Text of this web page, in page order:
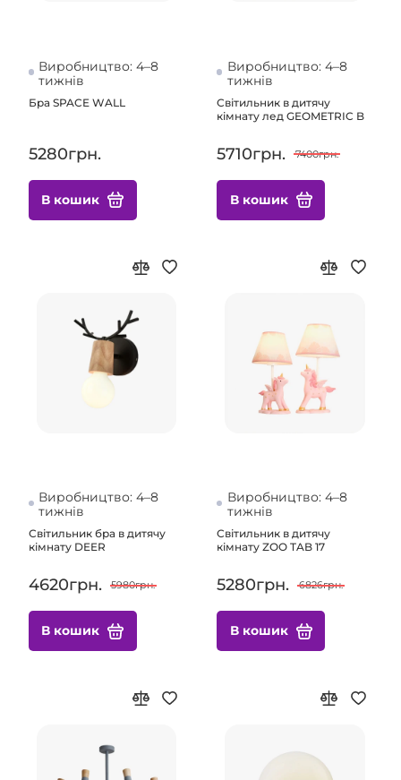
Виробництво: 4–8
тижнів
Бра SPACE WALL
5280грн.
В кошик
Виробництво: 4–8
тижнів
Світильник в дитячу
кімнату лед GEOMETRIC B
5710грн. 7400грн.
В кошик
Виробництво: 4–8
тижнів
Світильник бра в дитячу
кімнату DEER
4620грн. 5980грн.
В кошик
Виробництво: 4–8
тижнів
Світильник в дитячу
кімнату ZOO TAB 17
5280грн. 6826грн.
В кошик